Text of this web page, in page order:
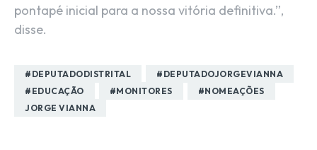
pontapé inicial para a nossa vitória definitiva.”,
disse.
#DEPUTADODISTRITAL
#DEPUTADOJORGEVIANNA
#EDUCAÇÃO
#MONITORES
#NOMEAÇÕES
JORGE VIANNA